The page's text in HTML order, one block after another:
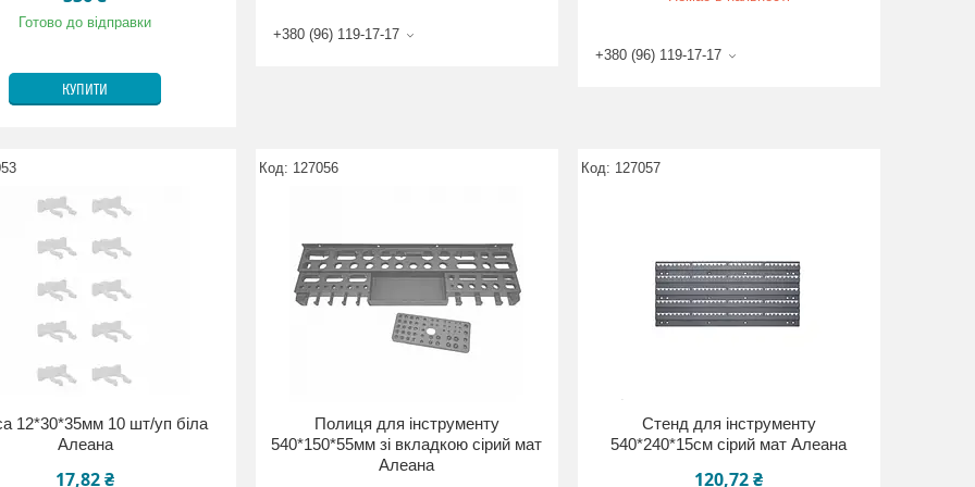
Готово до відправки
КУПИТИ
+380 (96) 119-17-17
+380 (96) 119-17-17
12*30*35мм 10 шт/уп біла
Алеана
17,82 ₴
127056
Полиця для інструменту
540*150*55мм зі вкладкою сірий мат
Алеана
127057
Стенд для інструменту
540*240*15см сірий мат Алеана
120,72 ₴